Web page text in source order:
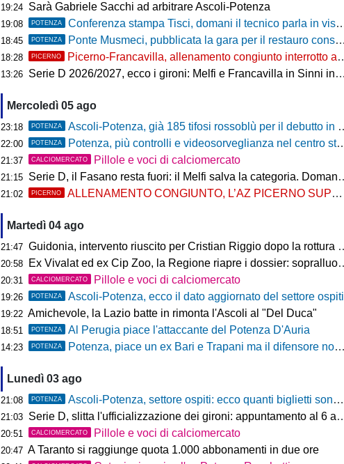
19:24 Sarà Gabriele Sacchi ad arbitrare Ascoli-Potenza
19:08 POTENZA Conferenza stampa Tisci, domani il tecnico parla in vista di Ascoli-Potenza
18:45 POTENZA Ponte Musmeci, pubblicata la gara per il restauro conservativo
18:28 PICERNO Picerno-Francavilla, allenamento congiunto interrotto al termine del primo tempo
13:26 Serie D 2026/2027, ecco i gironi: Melfi e Francavilla in Sinni insieme nel Girone H
Mercoledì 05 ago
23:18 POTENZA Ascoli-Potenza, già 185 tifosi rossoblù per il debutto in Coppa Italia Frecciarossa
22:00 POTENZA Potenza, più controlli e videosorveglianza nel centro storico: il Comitato per la sicurezza rafforza le misure
21:37 CALCIOMERCATO Pillole e voci di calciomercato
21:15 Serie D, il Fasano resta fuori: il Melfi salva la categoria. Domani l'attesa per i gironi
21:02 PICERNO ALLENAMENTO CONGIUNTO, L’AZ PICERNO SUPERA L’AS MELFI
Martedì 04 ago
21:47 Guidonia, intervento riuscito per Cristian Riggio dopo la rottura del crociato
20:58 Ex Vivalat ed ex Cip Zoo, la Regione riapre i dossier: sopralluogo di Bardi
20:31 CALCIOMERCATO Pillole e voci di calciomercato
19:26 POTENZA Ascoli-Potenza, ecco il dato aggiornato del settore ospiti
19:22 Amichevole, la Lazio batte in rimonta l'Ascoli al "Del Duca"
18:51 POTENZA Al Perugia piace l'attaccante del Potenza D'Auria
14:23 POTENZA Potenza, piace un ex Bari e Trapani ma il difensore non vestirà rossoblù
Lunedì 03 ago
21:08 POTENZA Ascoli-Potenza, settore ospiti: ecco quanti biglietti sono stati venduti finora
21:03 Serie D, slitta l'ufficializzazione dei gironi: appuntamento al 6 agosto
20:51 CALCIOMERCATO Pillole e voci di calciomercato
20:47 A Taranto si raggiunge quota 1.000 abbonamenti in due ore